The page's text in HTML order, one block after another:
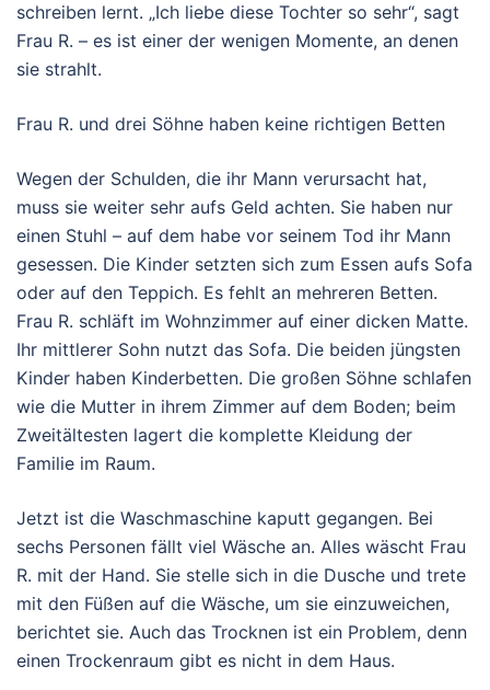
schreiben lernt. „Ich liebe diese Tochter so sehr“, sagt
Frau R. – es ist einer der wenigen Momente, an denen
sie strahlt.
Frau R. und drei Söhne haben keine richtigen Betten
Wegen der Schulden, die ihr Mann verursacht hat,
muss sie weiter sehr aufs Geld achten. Sie haben nur
einen Stuhl – auf dem habe vor seinem Tod ihr Mann
gesessen. Die Kinder setzten sich zum Essen aufs Sofa
oder auf den Teppich. Es fehlt an mehreren Betten.
Frau R. schläft im Wohnzimmer auf einer dicken Matte.
Ihr mittlerer Sohn nutzt das Sofa. Die beiden jüngsten
Kinder haben Kinderbetten. Die großen Söhne schlafen
wie die Mutter in ihrem Zimmer auf dem Boden; beim
Zweitältesten lagert die komplette Kleidung der
Familie im Raum.
Jetzt ist die Waschmaschine kaputt gegangen. Bei
sechs Personen fällt viel Wäsche an. Alles wäscht Frau
R. mit der Hand. Sie stelle sich in die Dusche und trete
mit den Füßen auf die Wäsche, um sie einzuweichen,
berichtet sie. Auch das Trocknen ist ein Problem, denn
einen Trockenraum gibt es nicht in dem Haus.